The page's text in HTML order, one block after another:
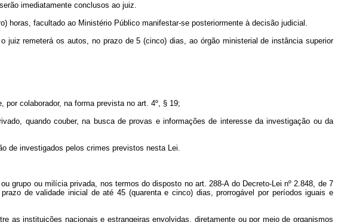
imediatamente conclusos ao juiz.
horas, facultado ao Ministério Público manifestar-se posteriormente à decisão judicial.
remeterá os autos, no prazo de 5 (cinco) dias, ao órgão ministerial de instância superior
colaborador, na forma prevista no art. 4º, § 19;
quando couber, na busca de provas e informações de interesse da investigação ou da
de investigados pelos crimes previstos nesta Lei.
grupo ou milícia privada, nos termos do disposto no art. 288-A do Decreto-Lei nº 2.848, de 7
de validade inicial de até 45 (quarenta e cinco) dias, prorrogável por períodos iguais e
as instituições nacionais e estrangeiras envolvidas, diretamente ou por meio de organismos